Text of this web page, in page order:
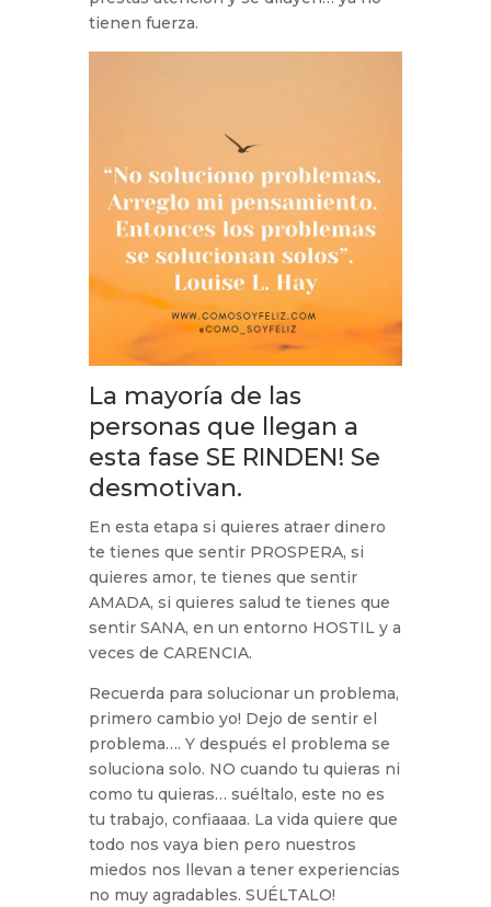
tienen fuerza.
La mayoría de las
personas que llegan a
esta fase SE RINDEN! Se
desmotivan.
En esta etapa si quieres atraer dinero
te tienes que sentir PROSPERA, si
quieres amor, te tienes que sentir
AMADA, si quieres salud te tienes que
sentir SANA, en un entorno HOSTIL y a
veces de CARENCIA.
Recuerda para solucionar un problema,
primero cambio yo! Dejo de sentir el
problema…. Y después el problema se
soluciona solo. NO cuando tu quieras ni
como tu quieras… suéltalo, este no es
tu trabajo, confiaaaa. La vida quiere que
todo nos vaya bien pero nuestros
miedos nos llevan a tener experiencias
no muy agradables. SUÉLTALO!